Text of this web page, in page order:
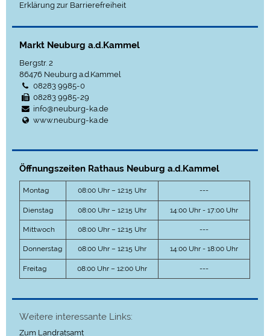
Erklärung zur Barrierefreiheit
Markt Neuburg a.d.Kammel
Bergstr. 2
86476 Neuburg a.d.Kammel
08283 9985-0
08283 9985-29
info@neuburg-ka.de
www.neuburg-ka.de
Öffnungszeiten Rathaus Neuburg a.d.Kammel
Montag 08:00 Uhr – 12:15 Uhr ---
Dienstag 08:00 Uhr – 12:15 Uhr 14:00 Uhr - 17:00 Uhr
Mittwoch 08:00 Uhr – 12:15 Uhr ---
Donnerstag 08:00 Uhr – 12:15 Uhr 14:00 Uhr - 18:00 Uhr
Freitag 08:00 Uhr – 12:00 Uhr ---
Weitere interessante Links:
Zum Landratsamt